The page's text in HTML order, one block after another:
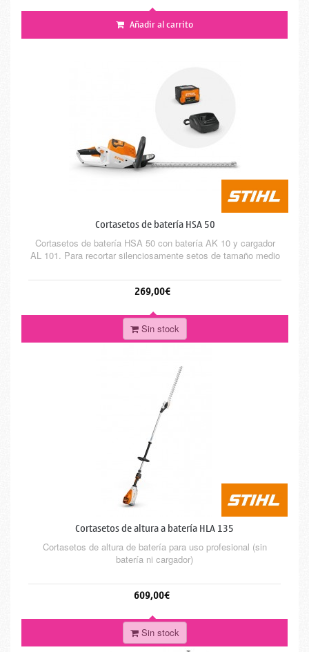
Añadir al carrito
Cortasetos de batería HSA 50
Cortasetos de batería HSA 50 con batería AK 10 y cargador
AL 101. Para recortar silenciosamente setos de tamaño medio
269,00€
Sin stock
Cortasetos de altura a batería HLA 135
Cortasetos de altura de batería para uso profesional (sin
batería ni cargador)
609,00€
Sin stock